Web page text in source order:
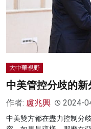
大中華視野
中美管控分歧的
作者: 盧兆興 2024-
中美雙方都在盡力控制分